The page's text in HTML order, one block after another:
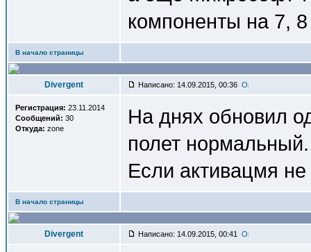
компоненты на 7,
В начало страницы
Divergent Написано: 14.09.2015, 00:36
Регистрация: 23.11.2014
Сообщений: 30
Откуда: zone
На днях обновил
полет
Если активацмя
В начало страницы
Divergent Написано: 14.09.2015, 00:41